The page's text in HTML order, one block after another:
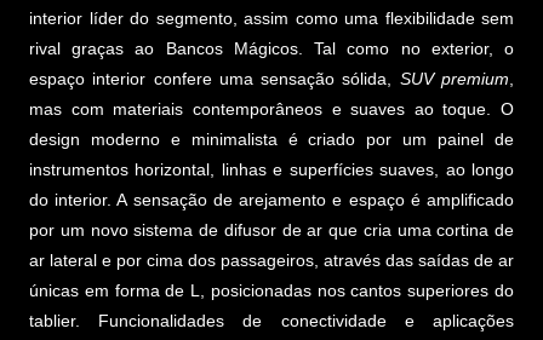
interior líder do segmento, assim como uma flexibilidade sem
rival graças ao Bancos Mágicos. Tal como no exterior, o
espaço interior confere uma sensação sólida, SUV premium,
mas com materiais contemporâneos e suaves ao toque. O
design moderno e minimalista é criado por um painel de
instrumentos horizontal, linhas e superfícies suaves, ao longo
do interior. A sensação de arejamento e espaço é amplificado
por um novo sistema de difusor de ar que cria uma cortina de
ar lateral e por cima dos passageiros, através das saídas de ar
únicas em forma de L, posicionadas nos cantos superiores do
tablier. Funcionalidades de conectividade e aplicações